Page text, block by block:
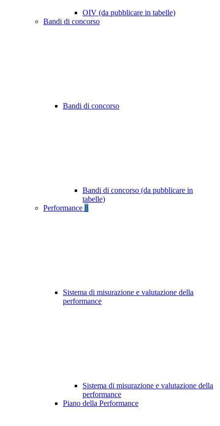
OIV (da pubblicare in tabelle)
Bandi di concorso
Bandi di concorso
Bandi di concorso (da pubblicare in
tabelle)
Performance 8
Sistema di misurazione e valutazione della
performance
Sistema di misurazione e valutazione della
performance
Piano della Performance